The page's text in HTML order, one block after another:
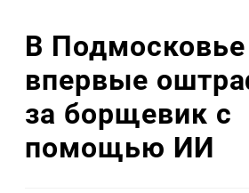
В Подмосковье
впервые
за борщевик с
помощью ИИ